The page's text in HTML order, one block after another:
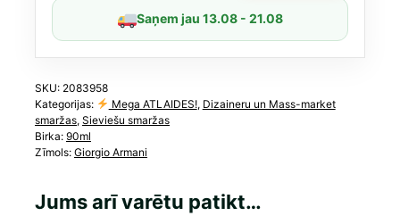
Saņem jau 13.08 - 21.08
SKU: 2083958
Kategorijas:
Mega ATLAIDES!, Dizaineru un Mass-market
smaržas, Sieviešu smaržas
Birka: 90ml
Zīmols: Giorgio Armani
Jums arī varētu patikt…